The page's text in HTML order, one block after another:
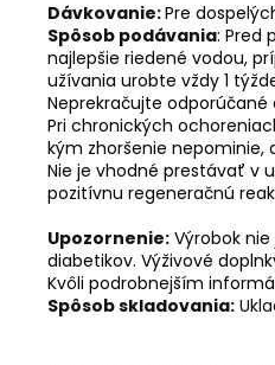
Dávkovanie:Pre
Spôsob podávania: Pred
najlepšie riedené vodou,
užívania urobte vždy 1
Neprekračujte
Pri chronických
kým zhoršenie
Nie je vhodné prestávať v
pozitívnu regeneračnú
Upozornenie: Výrobok
diabetikov. Výživové
Kvôli podrobnejším
Spôsob skladovania: